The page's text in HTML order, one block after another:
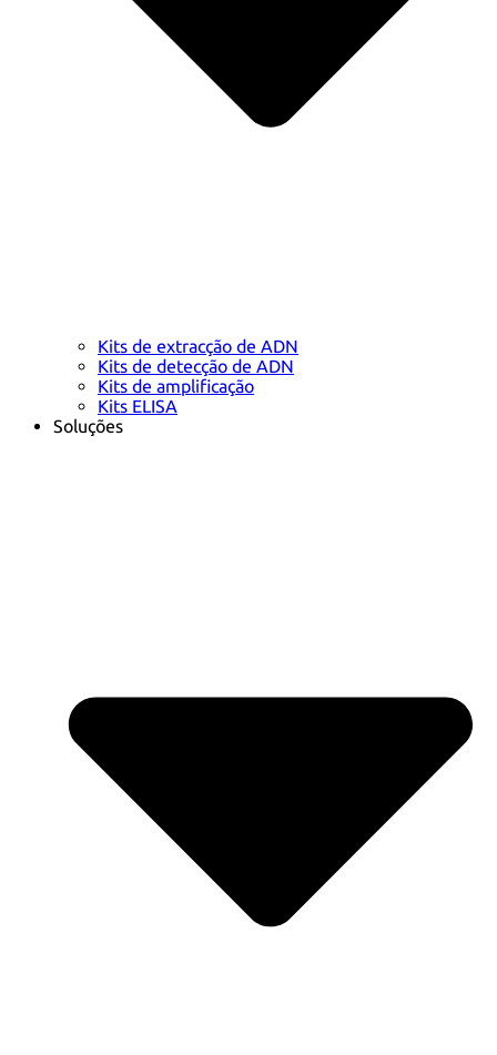
Kits de extracção de ADN
Kits de detecção de ADN
Kits de amplificação
Kits ELISA
Soluções